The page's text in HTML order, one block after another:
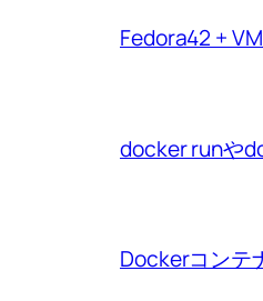
Fedora42 +
docker runや
Dockerコンテ